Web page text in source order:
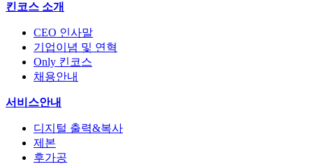
킨코스 소개
CEO 인사말
기업이념 및 연혁
Only 킨코스
채용안내
서비스안내
디지털 출력&복사
제본
후가공